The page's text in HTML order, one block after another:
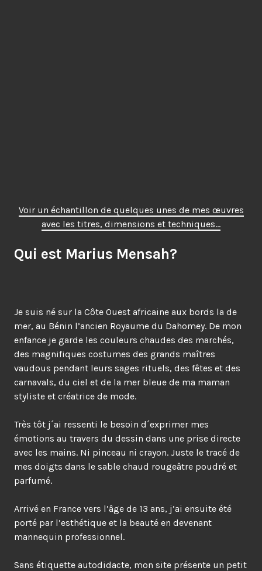
Voir un échantillon de quelques unes de mes œuvres
avec les titres, dimensions et techniques…
Qui est Marius Mensah?
Je suis né sur la Côte Ouest africaine aux bords la de
mer, au Bénin l’ancien Royaume du Dahomey. De mon
enfance je garde les couleurs chaudes des marchés,
des magnifiques costumes des grands maîtres
vaudous pendant leurs sages rituels, des fêtes et des
carnavals, du ciel et de la mer bleue de ma maman
styliste et créatrice de mode.
Très tôt j´ai ressenti le besoin d´exprimer mes
émotions au travers du dessin dans une prise directe
avec les mains. Ni pinceau ni crayon. Juste le tracé de
mes doigts dans le sable chaud rougeâtre poudré et
parfumé.
Arrivé en France vers l’âge de 13 ans, j’ai ensuite été
porté par l’esthétique et la beauté en devenant
mannequin professionnel.
Sans étiquette autodidacte, mon site présente un petit